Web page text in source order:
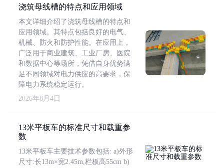
浇筑母线槽的特点和应用领域
本文详细介绍了浇筑母线槽的特点和
应用领域。其特点包括良好的电气、
机械、防火和防护性能。在应用上，
广泛用于商业建筑、工业厂房、医院
和数据中心等场所，凭借自身优势满
足不同领域对电力供应的高要求，保
障电力系统稳定运行。
2026年8月4日
13米平板车的标准尺寸和载重参
数
13米平板车主要技术参数包括: a)外形
尺寸:长13m×宽2.45m,栏板高55cm b)